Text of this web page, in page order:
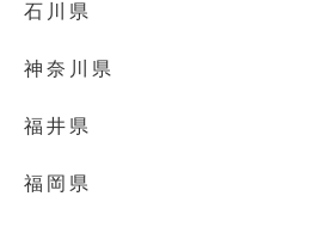
石川県
神奈川県
福井県
福岡県